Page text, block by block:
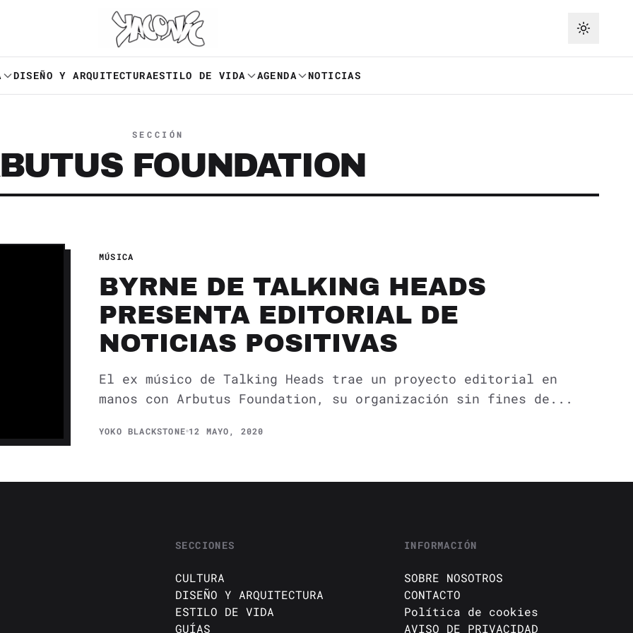
DISEÑO Y ARQUITECTURAESTILO DE VIDA AGENDA NOTICIAS
SECCIÓN
FOUNDATION
MÚSICA
BYRNE DE TALKING HEADS
PRESENTA EDITORIAL DE
NOTICIAS POSITIVAS
El ex músico de Talking Heads trae un proyecto editorial en
manos con Arbutus Foundation, su organización sin fines de...
YOKO BLACKSTONE 12 MAYO, 2020
SECCIONES
CULTURA
DISEÑO Y ARQUITECTURA
ESTILO DE VIDA
GUÍAS
INFORMACIÓN
SOBRE NOSOTROS
CONTACTO
Política de cookies
AVISO DE PRIVACIDAD